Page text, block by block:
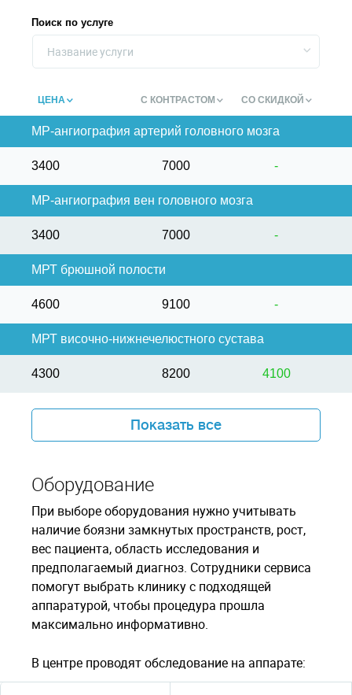
Поиск по услуге
Название услуги
ЦЕНА С КОНТРАСТОМ СО СКИДКОЙ
МР-ангиография артерий головного мозга
3400 7000 -
МР-ангиография вен головного мозга
3400 7000 -
МРТ брюшной полости
4600 9100 -
МРТ височно-нижнечелюстного сустава
4300 8200 4100
Показать все
Оборудование
При выборе оборудования нужно учитывать
наличие боязни замкнутых пространств, рост,
вес пациента, область исследования и
предполагаемый диагноз. Сотрудники сервиса
помогут выбрать клинику с подходящей
аппаратурой, чтобы процедура прошла
максимально информативно.
В центре проводят обследование на аппарате: